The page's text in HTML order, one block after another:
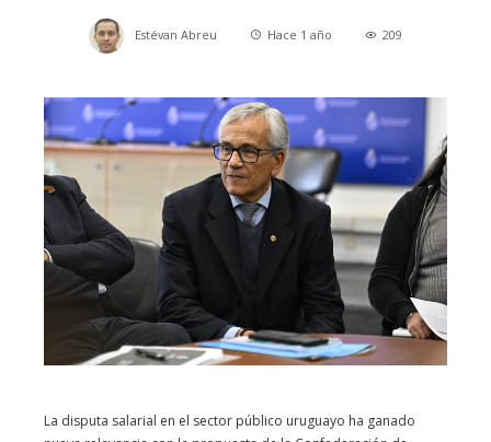
Estévan Abreu Hace 1 año 209
La disputa salarial en el sector público uruguayo ha ganado